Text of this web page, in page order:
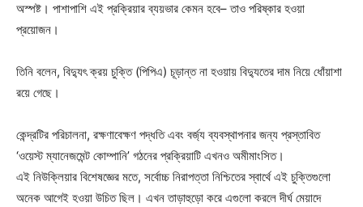
অস্পষ্ট। পাশাপাশি এই প্রক্রিয়ার ব্যয়ভার কেমন হবে– তাও পরিষ্কার হওয়া
প্রয়োজন।
তিনি বলেন, বিদ্যুৎ ক্রয় চুক্তি (পিপিএ) চূড়ান্ত না হওয়ায় বিদ্যুতের দাম নিয়ে ধোঁয়াশা
রয়ে গেছে।
কেন্দ্রটির পরিচালনা, রক্ষণাবেক্ষণ পদ্ধতি এবং বর্জ্য ব্যবস্থাপনার জন্য প্রস্তাবিত
‘ওয়েস্ট ম্যানেজমেন্ট কোম্পানি’ গঠনের প্রক্রিয়াটি এখনও অমীমাংসিত।
এই নিউক্লিয়ার বিশেষজ্ঞের মতে, সর্বোচ্চ নিরাপত্তা নিশ্চিতের স্বার্থে এই চুক্তিগুলো
অনেক আগেই হওয়া উচিত ছিল। এখন তাড়াহুড়ো করে এগুলো করলে দীর্ঘ মেয়াদে